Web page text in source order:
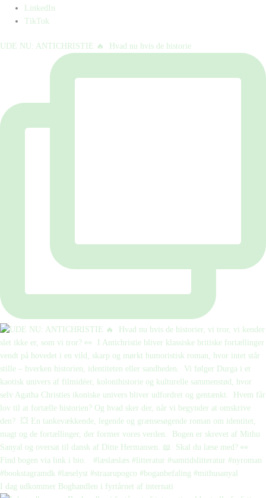
LinkedIn
TikTok
UDE NU: ANTICHRISTIE 🔥⁠ ⁠ Hvad nu hvis de historie
I dag udkommer Boghandlen i fyrtårnet af internati